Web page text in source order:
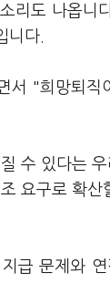
리도 나옵니
니다.
서 "희망퇴직
수 있다는 우
요구로 확산
급 문제와 연